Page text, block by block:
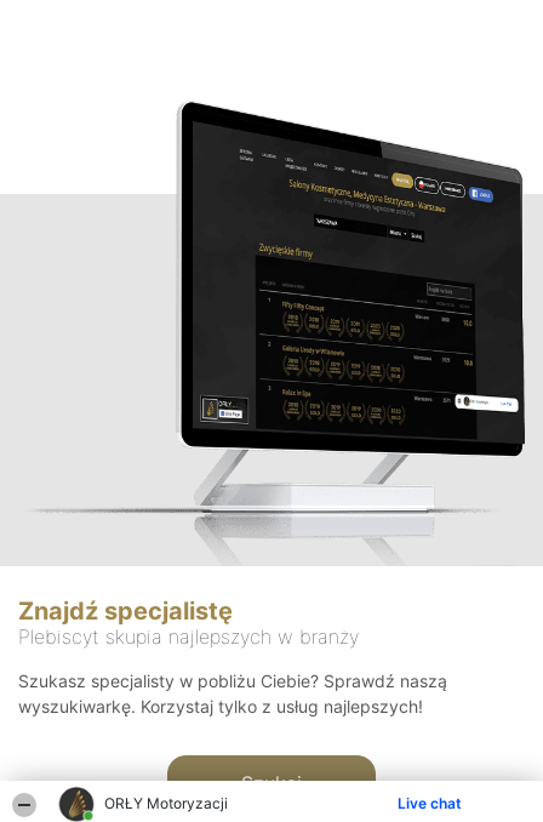
ORŁY Motoryzacji Live chat
Znajdź specjalistę
Plebiscyt skupia najlepszych w branży
Szukasz specjalisty w pobliżu Ciebie? Sprawdź naszą
wyszukiwarkę. Korzystaj tylko z usług najlepszych!
Szukaj